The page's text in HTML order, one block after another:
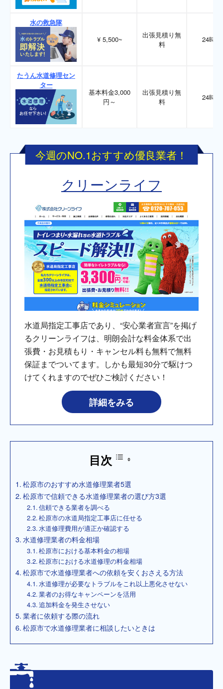
水の救急隊
¥ 5,500~
出張見積り無
料
24時間
たうん水道修理セン
ター
基本料金3,000
円～
出張見積り無
料
24時間
今週のNO.1おすすめ優良業者！
クリーンライフ
水道局指定工事店であり、“安心業者宣言”を掲げ
るクリーンライフは、明朗会計な料金体系で出
張費・お見積もり・キャンセル料も無料で無料
保証までついてます。しかも最短30分で駆けつ
けてくれますのでぜひご検討ください！
詳細をみる
目次
松原市のおすすめ水道修理業者5選
松原市で信頼できる水道修理業者の選び方3選
信頼できる業者を調べる
松原市の水道局指定工事店に任せる
水道修理費用が適正か確認する
水道修理業者の料金相場
松原市における基本料金の相場
松原市における水道修理の料金相場
松原市で水道修理業者への依頼を安くおさえる方法
水道修理が必要なトラブルをこれ以上悪化させない
業者のお得なキャンペーンを活用
追加料金を発生させない
業者に依頼する際の流れ
松原市で水道修理業者に相談したいときは